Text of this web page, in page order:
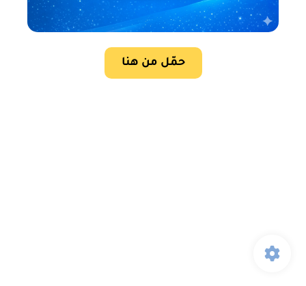
حمّل من هنا